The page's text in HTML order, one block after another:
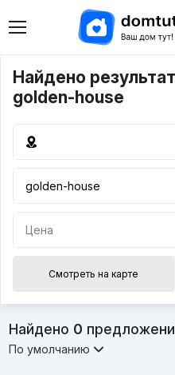
Найдено
golden-house
Цена
Смотреть на карте
Найдено 0
По умолчанию